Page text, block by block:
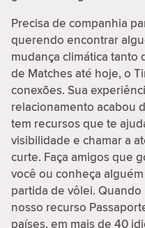
Precisa de companhia
querendo encontrar
mudança climática tanto
de Matches até hoje, o
conexões. Sua
relacionamento acabou
tem recursos que te
visibilidade e chamar a
curte. Faça amigos que
você ou conheça
partida de vôlei.
nosso recurso
países, em mais de 40